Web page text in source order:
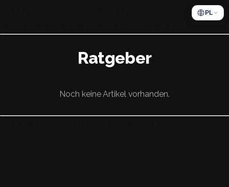
Ratgeber
Noch keine Artikel vorhanden.
PL